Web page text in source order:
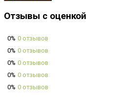
Отзывы с оценкой
0% 0 отзывов
0% 0 отзывов
0% 0 отзывов
0% 0 отзывов
0% 0 отзывов